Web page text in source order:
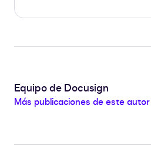
Equipo de Docusign
Más publicaciones de este autor